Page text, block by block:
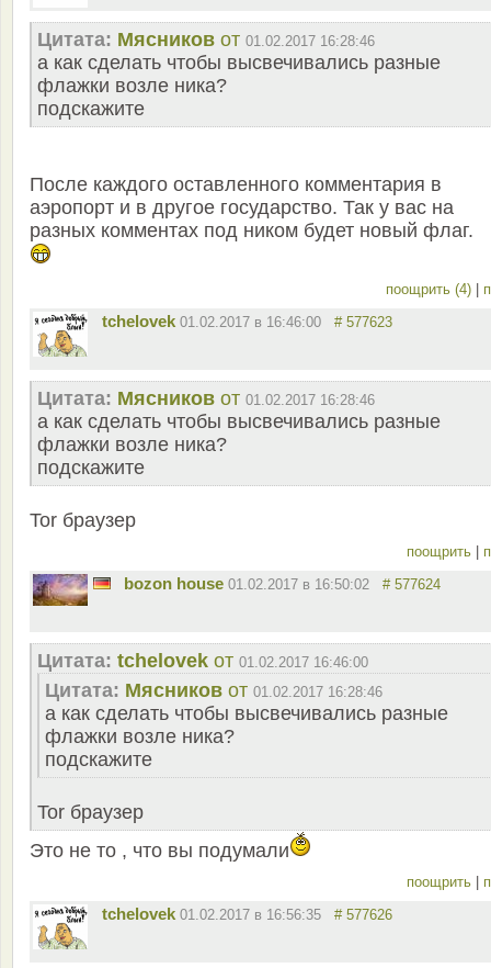
Цитата: Мясников от 01.02.2017 16:28:46
а как сделать чтобы высвечивались разные
флажки возле ника?
подскажите
После каждого оставленного комментария в
аэропорт и в другое государство. Так у вас на
разных комментах под ником будет новый флаг.
поощрить (4)
tchelovek 01.02.2017 в 16:46:00 # 577623
Цитата: Мясников от 01.02.2017 16:28:46
а как сделать чтобы высвечивались разные
флажки возле ника?
подскажите
Tor браузер
поощрить
bozon house 01.02.2017 в 16:50:02 # 577624
Цитата: tchelovek от 01.02.2017 16:46:00
Цитата: Мясников от 01.02.2017 16:28:46
а как сделать чтобы высвечивались разные
флажки возле ника?
подскажите
Tor браузер
Это не то , что вы подумали
поощрить
tchelovek 01.02.2017 в 16:56:35 # 577626